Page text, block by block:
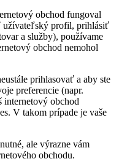
obchod fungoval
užívateľský profil, prihlásiť
a služby), používame
obchod nemohol
prihlasovať a aby ste
preferencie (napr.
internetový obchod
V takom prípade je vaše
ale výrazne vám
obchodu.